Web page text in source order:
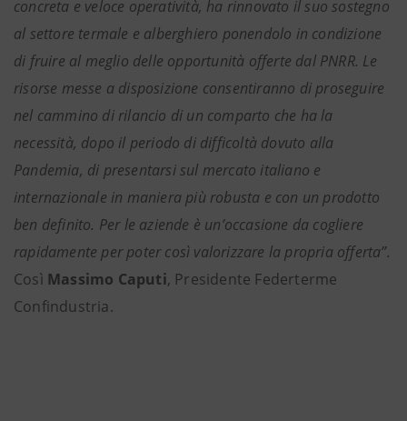
concreta e veloce operatività, ha rinnovato il suo sostegno
al settore termale e alberghiero ponendolo in condizione
di fruire al meglio delle opportunità offerte dal PNRR. Le
risorse messe a disposizione consentiranno di proseguire
nel cammino di rilancio di un comparto che ha la
necessità, dopo il periodo di difficoltà dovuto alla
Pandemia, di presentarsi sul mercato italiano e
internazionale in maniera più robusta e con un prodotto
ben definito. Per le aziende è un’occasione da cogliere
rapidamente per poter così valorizzare la propria offerta”.
Così Massimo Caputi, Presidente Federterme
Confindustria.